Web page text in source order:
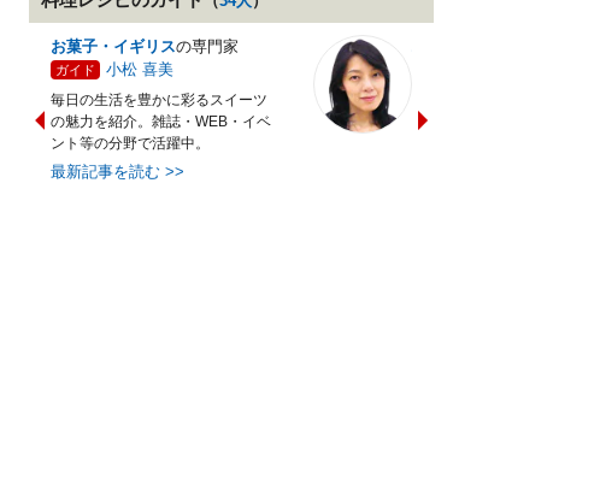
お菓子・イギリスの専門家
ガイド 小松 喜美
毎日の生活を豊かに彩るスイーツ
の魅力を紹介。雑誌・WEB・イベ
ント等の分野で活躍中。
最新記事を読む >>
ターの資格を活かし老舗料亭